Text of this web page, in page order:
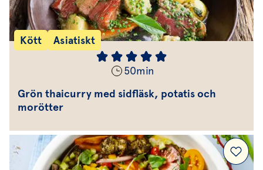
Kött Asiatiskt
50min
Grön thaicurry med sidfläsk, potatis och
morötter